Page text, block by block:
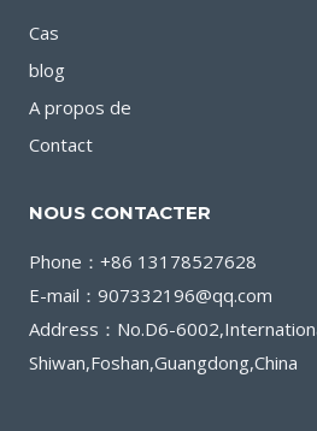
Cas
blog
A propos de
Contact
NOUS CONTACTER
Phone：+86 13178527628
E-mail：907332196@qq.com
Address：No.D6-
Shiwan,Foshan,Guangdong,China